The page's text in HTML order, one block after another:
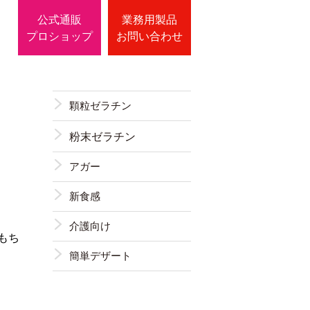
顆粒ゼラチン
粉末ゼラチン
アガー
新食感
介護向け
簡単デザート
ち
公式通販
プロショップ
業務用製品
お問い合わせ